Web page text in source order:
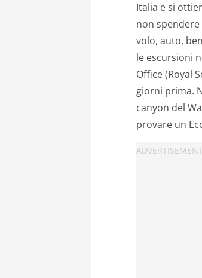
Italia e si
non spendere
volo, auto,
le escursioni
Office (Royal
giorni prima.
canyon del
provare un